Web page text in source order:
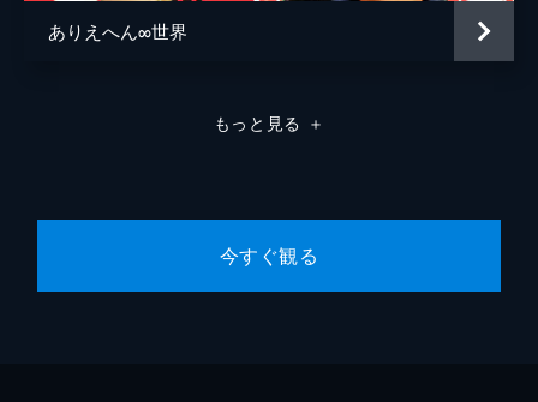
174分
【お手軽ぽかぽかDIY】極寒トイレが100円
#10 中山秀征が地元へ“群馬＆茨城”観光大
使がロケで発見！新常識SP
ありえへん∞世界
もっと見る ＋
今すぐ観る